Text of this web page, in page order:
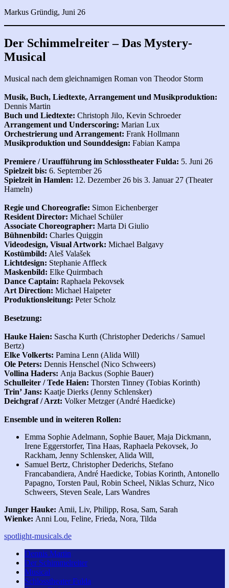
Markus Gründig, Juni 26
Der Schimmelreiter – Das Mystery-
Musical
Musical nach dem gleichnamigen Roman von Theodor Storm
Musik, Buch, Liedtexte, Arrangement und Musikproduktion:
Dennis Martin
Buch und Liedtexte: Christoph Jilo, Kevin Schroeder
Arrangement und Underscoring: Marian Lux
Orchestrierung und Arrangement: Frank Hollmann
Musikproduktion und Sounddesign: Fabian Kampa
Premiere / Uraufführung im Schlosstheater Fulda: 5. Juni 26
Spielzeit bis: 6. September 26
Spielzeit in Hamlen: 12. Dezember 26 bis 3. Januar 27 (Theater
Hameln)
Regie und Choreografie: Simon Eichenberger
Resident Director: Michael Schüler
Associate Choreographer: Marta Di Giulio
Bühnenbild: Charles Quiggin
Videodesign, Visual Artwork: Michael Balgavy
Kostümbild: Aleš Valašek
Lichtdesign: Stephanie Affleck
Maskenbild: Elke Quirmbach
Dance Captain: Raphaela Pekovsek
Art Direction: Michael Haipeter
Produktionsleitung: Peter Scholz
Besetzung:
Hauke Haien: Sascha Kurth (Christopher Dederichs / Samuel
Bertz)
Elke Volkerts: Pamina Lenn (Alida Will)
Ole Peters: Dennis Henschel (Nico Schweers)
Vollina Haders: Anja Backus (Sophie Bauer)
Schulleiter / Tede Haien: Thorsten Tinney (Tobias Korinth)
Trin’ Jans: Kaatje Dierks (Jenny Schlensker)
Deichgraf / Arzt: Volker Metzger (André Haedicke)
Ensemble und in weiteren Rollen:
Emma Sophie Adelmann, Sophie Bauer, Maja Dickmann,
Irene Eggerstorfer, Tina Haas, Raphaela Pekovsek, Jo
Rackham, Jenny Schlensker, Alida Will,
Samuel Bertz, Christopher Dederichs, Stefano
Francabandiera, André Haedicke, Tobias Korinth, Antonello
Papagno, Torsten Paul, Robin Scheel, Niklas Schurz, Nico
Schweers, Steven Seale, Lars Wandres
Junger Hauke: Amii, Liv, Philipp, Rosa, Sam, Sarah
Wienke: Anni Lou, Feline, Frieda, Nora, Tilda
spotlight-musicals.de
Dennis Martin
Der Schimmelreiter
Musical
Schlosstheater Fulda